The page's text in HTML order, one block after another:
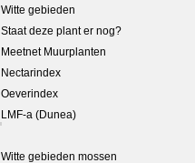
Witte gebieden
Staat deze plant er nog?
Meetnet Muurplanten
Nectarindex
Oeverindex
LMF-a (Dunea)
Witte gebieden mossen